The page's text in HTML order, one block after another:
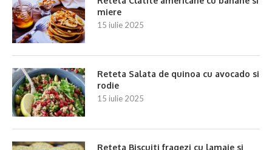
miere
15 iulie 2025
Reteta Salata de quinoa cu avocado si
rodie
15 iulie 2025
Reteta Biscuiti fragezi cu lamaie si